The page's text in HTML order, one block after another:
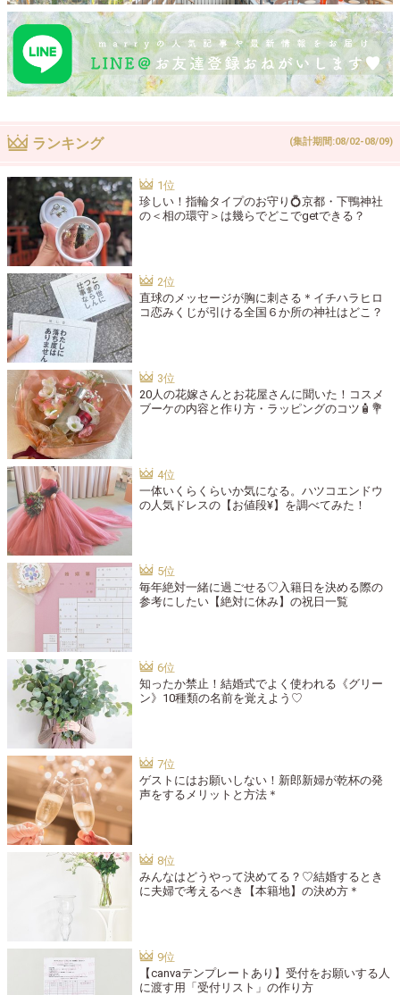
ランキング (集計期間:08/02-08/09)
珍しい！指輪タイプのお守り💍京都・下鴨神社
の＜相の環守＞は幾らでどこでgetできる？
直球のメッセージが胸に刺さる＊イチハラヒロ
コ恋みくじが引ける全国６か所の神社はどこ？
20人の花嫁さんとお花屋さんに聞いた！コスメ
ブーケの内容と作り方・ラッピングのコツ🧴💐
一体いくらくらいか気になる。ハツコエンドウ
の人気ドレスの【お値段¥】を調べてみた！
毎年絶対一緒に過ごせる♡入籍日を決める際の
参考にしたい【絶対に休み】の祝日一覧
知ったか禁止！結婚式でよく使われる《グリー
ン》10種類の名前を覚えよう♡
ゲストにはお願いしない！新郎新婦が乾杯の発
声をするメリットと方法＊
みんなはどうやって決めてる？♡結婚するとき
に夫婦で考えるべき【本籍地】の決め方＊
【canvaテンプレートあり】受付をお願いする人
に渡す用「受付リスト」の作り方